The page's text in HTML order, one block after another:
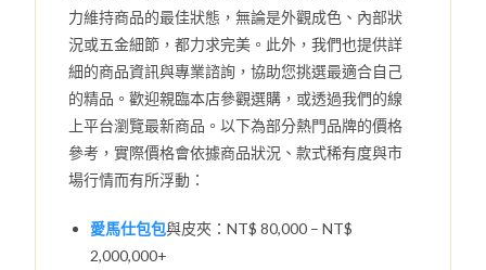
力維持商品的最佳狀態，無論是外觀成色、內部狀
況或五金細節，都力求完美。此外，我們也提供詳
細的商品資訊與專業諮詢，協助您挑選最適合自己
的精品。歡迎親臨本店參觀選購，或透過我們的線
上平台瀏覽最新商品。以下為部分熱門品牌的價格
參考，實際價格會依據商品狀況、款式稀有度與市
場行情而有所浮動：
愛馬仕包包與皮夾：NT$ 80,000 – NT$
2,000,000+